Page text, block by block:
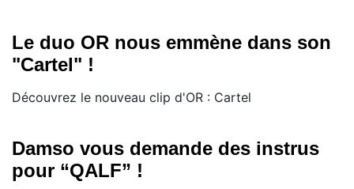
Le duo OR nous emmène dans son
"Cartel" !
Découvrez le nouveau clip d'OR : Cartel
Damso vous demande des instrus
pour “QALF” !